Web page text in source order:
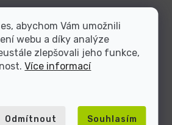
abychom Vám umožnili
webu a díky analýze
zlepšovali jeho funkce,
Více informací
Odmítnout Souhlasím